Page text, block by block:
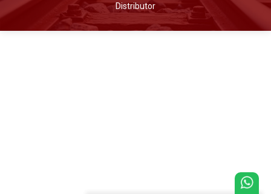
Distributor